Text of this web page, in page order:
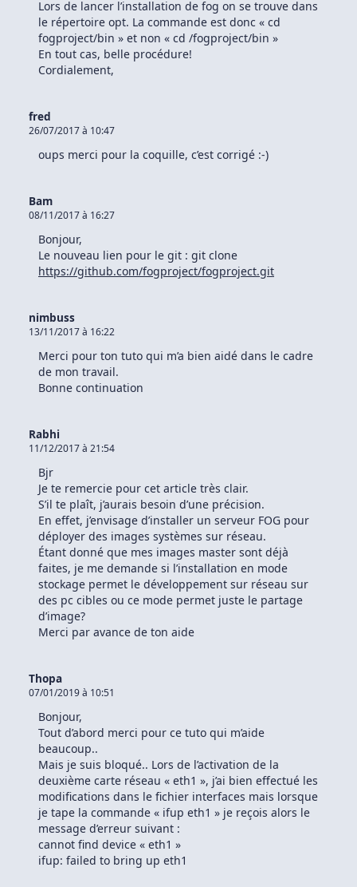
Lors de lancer l’installation de fog on se trouve dans
le répertoire opt. La commande est donc « cd
fogproject/bin » et non « cd /fogproject/bin »
En tout cas, belle procédure!
Cordialement,
fred
26/07/2017 à 10:47
oups merci pour la coquille, c’est corrigé :-)
Bam
08/11/2017 à 16:27
Bonjour,
Le nouveau lien pour le git : git clone
https://github.com/fogproject/fogproject.git
nimbuss
13/11/2017 à 16:22
Merci pour ton tuto qui m’a bien aidé dans le cadre
de mon travail.
Bonne continuation
Rabhi
11/12/2017 à 21:54
Bjr
Je te remercie pour cet article très clair.
S’il te plaît, j’aurais besoin d’une précision.
En effet, j’envisage d’installer un serveur FOG pour
déployer des images systèmes sur réseau.
Étant donné que mes images master sont déjà
faites, je me demande si l’installation en mode
stockage permet le développement sur réseau sur
des pc cibles ou ce mode permet juste le partage
d’image?
Merci par avance de ton aide
Thopa
07/01/2019 à 10:51
Bonjour,
Tout d’abord merci pour ce tuto qui m’aide
beaucoup..
Mais je suis bloqué.. Lors de l’activation de la
deuxième carte réseau « eth1 », j’ai bien effectué les
modifications dans le fichier interfaces mais lorsque
je tape la commande « ifup eth1 » je reçois alors le
message d’erreur suivant :
cannot find device « eth1 »
ifup: failed to bring up eth1